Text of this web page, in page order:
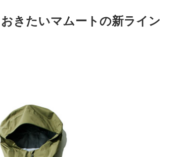
きたいマムートの新ライン